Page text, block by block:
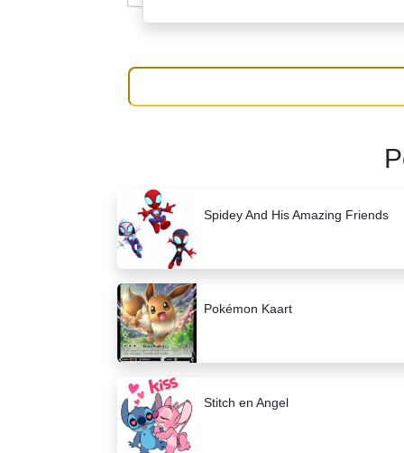
Spidey And His Amazing Friends
Pokémon Kaart
Stitch en Angel